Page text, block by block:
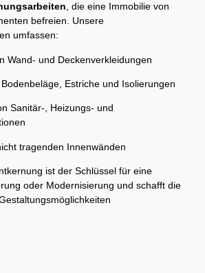
, die eine Immobilie von
befreien. Unsere
umfassen:
Wand- und Deckenverkleidungen
Estriche und Isolierungen
Sanitär-, Heizungs- und
tragenden Innenwänden
ist der Schlüssel für eine
oder Modernisierung und schafft die